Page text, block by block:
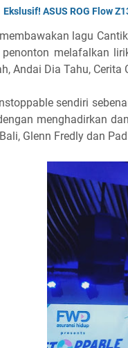
Ekslusif! ASUS ROG Flow
lagu
melafalkan
Andai Dia Tahu, Cerita
sendiri
menghadirkan
Glenn Fredly dan